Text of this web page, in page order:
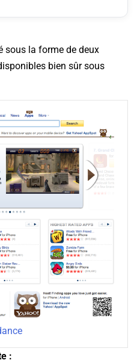
sous la forme de deux
bien sûr sous
: